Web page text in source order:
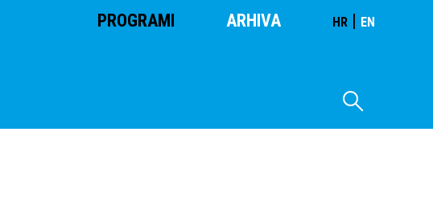
PROGRAMI ARHIVA HR | EN